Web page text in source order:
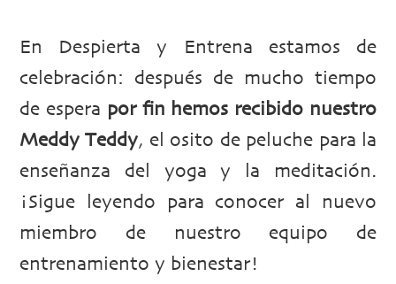
En Despierta y Entrena estamos de
celebración: después de mucho tiempo
de espera por fin hemos recibido nuestro
Meddy Teddy, el osito de peluche para la
enseñanza del yoga y la meditación.
¡Sigue leyendo para conocer al nuevo
miembro de nuestro equipo de
entrenamiento y bienestar!